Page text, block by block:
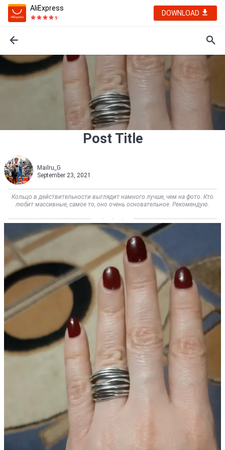
AliExpress
DOWNLOAD
Post Title
Mailru_G
September 23, 2021
Кольцо в действительности выглядит намного лучше, чем на фото. Кто
любит массивные, самое то, оно очень основательное. Рекомендую.